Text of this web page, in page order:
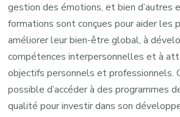
gestion des émotions, et bien d’autres
formations sont conçues pour aider les
améliorer leur bien-être global, à
compétences interpersonnelles et à
objectifs personnels et professionnels.
possible d’accéder à des programmes
qualité pour investir dans son